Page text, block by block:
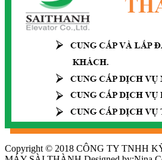
Copyright © 2018 CÔNG TY TNHH